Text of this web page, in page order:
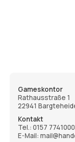
Gameskontor
Rathausstraße 1
22941
Kontakt
Tel.: 0157
E-Mail: